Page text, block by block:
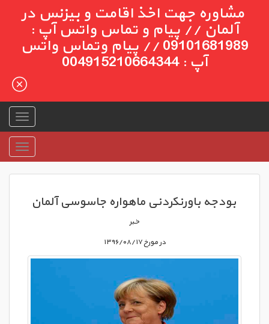
مشاوره جهت اخذ اقامت و بیزنس در
آلمان // پیام و تماس واتس آپ :
09101681989 // پیام وتماس واتس
آپ : 004915210664344
بودجه باورنکردنی ماهواره جاسوسی آلمان
خبر
در مورخ ۱۳۹۶/۰۸/۱۷